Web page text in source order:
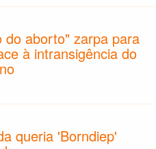
do aborto" zarpa para
à intransigência do
queria 'Borndiep'